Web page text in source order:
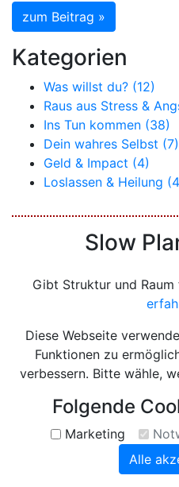
zum Beitrag »
Kategorien
Was willst du? (12)
Raus aus Stress &
Ins Tun kommen (38)
Dein wahres Selbst (7)
Geld & Impact (4)
Loslassen & Heilung
Slow
Gibt Struktur und Raum
Diese Webseite
Funktionen zu
verbessern. Bitte wähle,
Folgende
Marketing
Alle